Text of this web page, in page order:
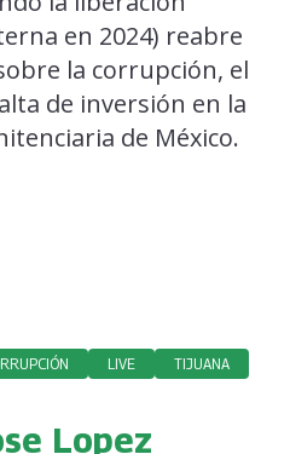
en 2024) reabre
la corrupción, el
de inversión en la
de México.
LIVE TIJUANA
Lopez